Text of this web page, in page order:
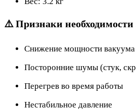
⚠️ Признаки
Снижение мощности вакуума
Посторонние шумы (стук,
Перегрев во время работы
Нестабильное давление